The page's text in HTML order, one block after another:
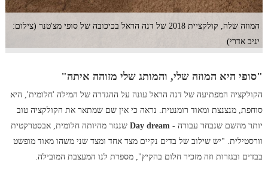
המוזה שלה, קולקציית 2018 של דנה הראל בכיכובה של סופי מצ'טנר (צילום:
יניב אדרי)
"סופי היא המוזה שלי, והמותג שלי מזוהה איתה"
הקולקציה המפתיעה של דנה הראל עונה על ההגדרה של המילה 'חלומית', היא
סוחפת, מנצנצת ומאוד רומנטית. נראה כי אין שם שמתאר את הקולקציה טוב
יותר מהשם שנבחר עבורה -Day dream
שנגזר מהיותה חלומית, אבסטרקטית
וורסטילית. "יש שילוב של בדים נקיים מצד אחד ומצד שני משהו מאוד מופשט
בבדים ובגזרות וזה מזכיר חלום בהקיץ", מספרת לנו המעצבת המובילה.